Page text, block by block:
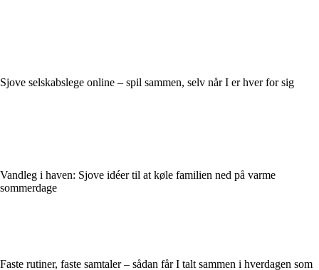
Sjove selskabslege online – spil sammen, selv når I er hver for sig
Vandleg i haven: Sjove idéer til at køle familien ned på varme
sommerdage
Faste rutiner, faste samtaler – sådan får I talt sammen i hverdagen som